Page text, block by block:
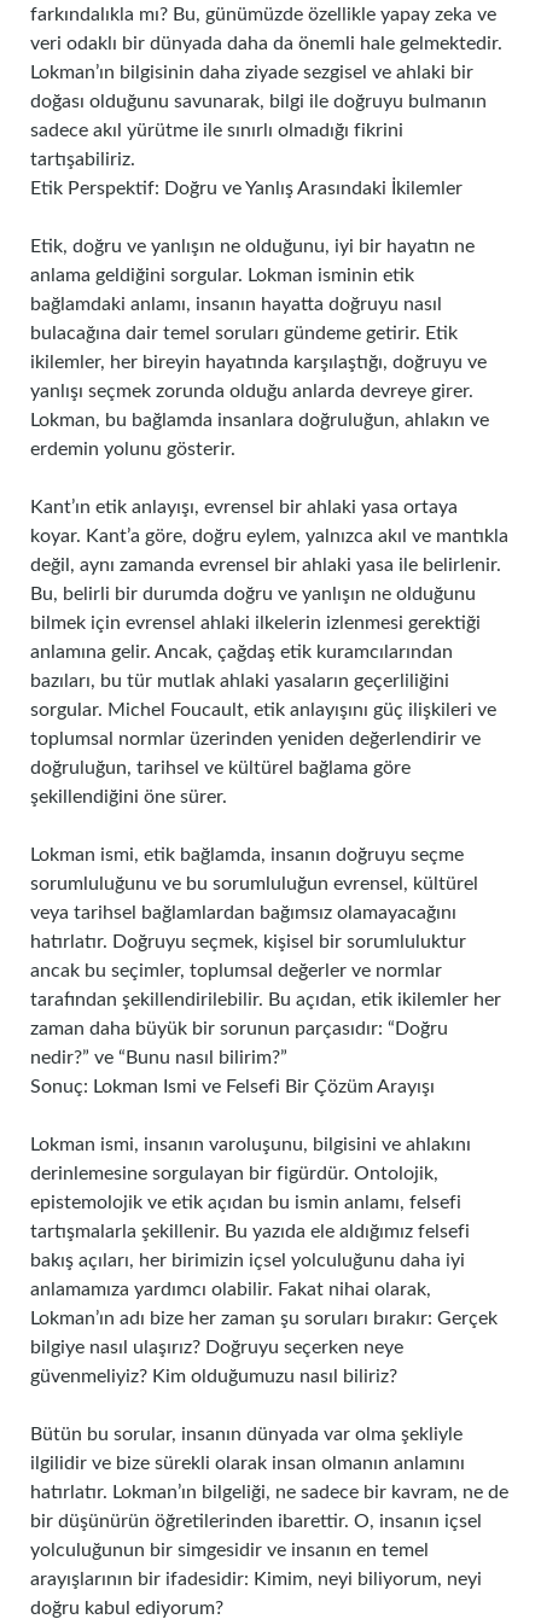
farkındalıkla mı? Bu, günümüzde özellikle yapay zeka ve
veri odaklı bir dünyada daha da önemli hale gelmektedir.
Lokman’ın bilgisinin daha ziyade sezgisel ve ahlaki bir
doğası olduğunu savunarak, bilgi ile doğruyu bulmanın
sadece akıl yürütme ile sınırlı olmadığı fikrini
tartışabiliriz.
Etik Perspektif: Doğru ve Yanlış Arasındaki İkilemler
Etik, doğru ve yanlışın ne olduğunu, iyi bir hayatın ne
anlama geldiğini sorgular. Lokman isminin etik
bağlamdaki anlamı, insanın hayatta doğruyu nasıl
bulacağına dair temel soruları gündeme getirir. Etik
ikilemler, her bireyin hayatında karşılaştığı, doğruyu ve
yanlışı seçmek zorunda olduğu anlarda devreye girer.
Lokman, bu bağlamda insanlara doğruluğun, ahlakın ve
erdemin yolunu gösterir.
Kant’ın etik anlayışı, evrensel bir ahlaki yasa ortaya
koyar. Kant’a göre, doğru eylem, yalnızca akıl ve mantıkla
değil, aynı zamanda evrensel bir ahlaki yasa ile belirlenir.
Bu, belirli bir durumda doğru ve yanlışın ne olduğunu
bilmek için evrensel ahlaki ilkelerin izlenmesi gerektiği
anlamına gelir. Ancak, çağdaş etik kuramcılarından
bazıları, bu tür mutlak ahlaki yasaların geçerliliğini
sorgular. Michel Foucault, etik anlayışını güç ilişkileri ve
toplumsal normlar üzerinden yeniden değerlendirir ve
doğruluğun, tarihsel ve kültürel bağlama göre
şekillendiğini öne sürer.
Lokman ismi, etik bağlamda, insanın doğruyu seçme
sorumluluğunu ve bu sorumluluğun evrensel, kültürel
veya tarihsel bağlamlardan bağımsız olamayacağını
hatırlatır. Doğruyu seçmek, kişisel bir sorumluluktur
ancak bu seçimler, toplumsal değerler ve normlar
tarafından şekillendirilebilir. Bu açıdan, etik ikilemler her
zaman daha büyük bir sorunun parçasıdır: “Doğru
nedir?” ve “Bunu nasıl bilirim?”
Sonuç: Lokman Ismi ve Felsefi Bir Çözüm Arayışı
Lokman ismi, insanın varoluşunu, bilgisini ve ahlakını
derinlemesine sorgulayan bir figürdür. Ontolojik,
epistemolojik ve etik açıdan bu ismin anlamı, felsefi
tartışmalarla şekillenir. Bu yazıda ele aldığımız felsefi
bakış açıları, her birimizin içsel yolculuğunu daha iyi
anlamamıza yardımcı olabilir. Fakat nihai olarak,
Lokman’ın adı bize her zaman şu soruları bırakır: Gerçek
bilgiye nasıl ulaşırız? Doğruyu seçerken neye
güvenmeliyiz? Kim olduğumuzu nasıl biliriz?
Bütün bu sorular, insanın dünyada var olma şekliyle
ilgilidir ve bize sürekli olarak insan olmanın anlamını
hatırlatır. Lokman’ın bilgeliği, ne sadece bir kavram, ne de
bir düşünürün öğretilerinden ibarettir. O, insanın içsel
yolculuğunun bir simgesidir ve insanın en temel
arayışlarının bir ifadesidir: Kimim, neyi biliyorum, neyi
doğru kabul ediyorum?